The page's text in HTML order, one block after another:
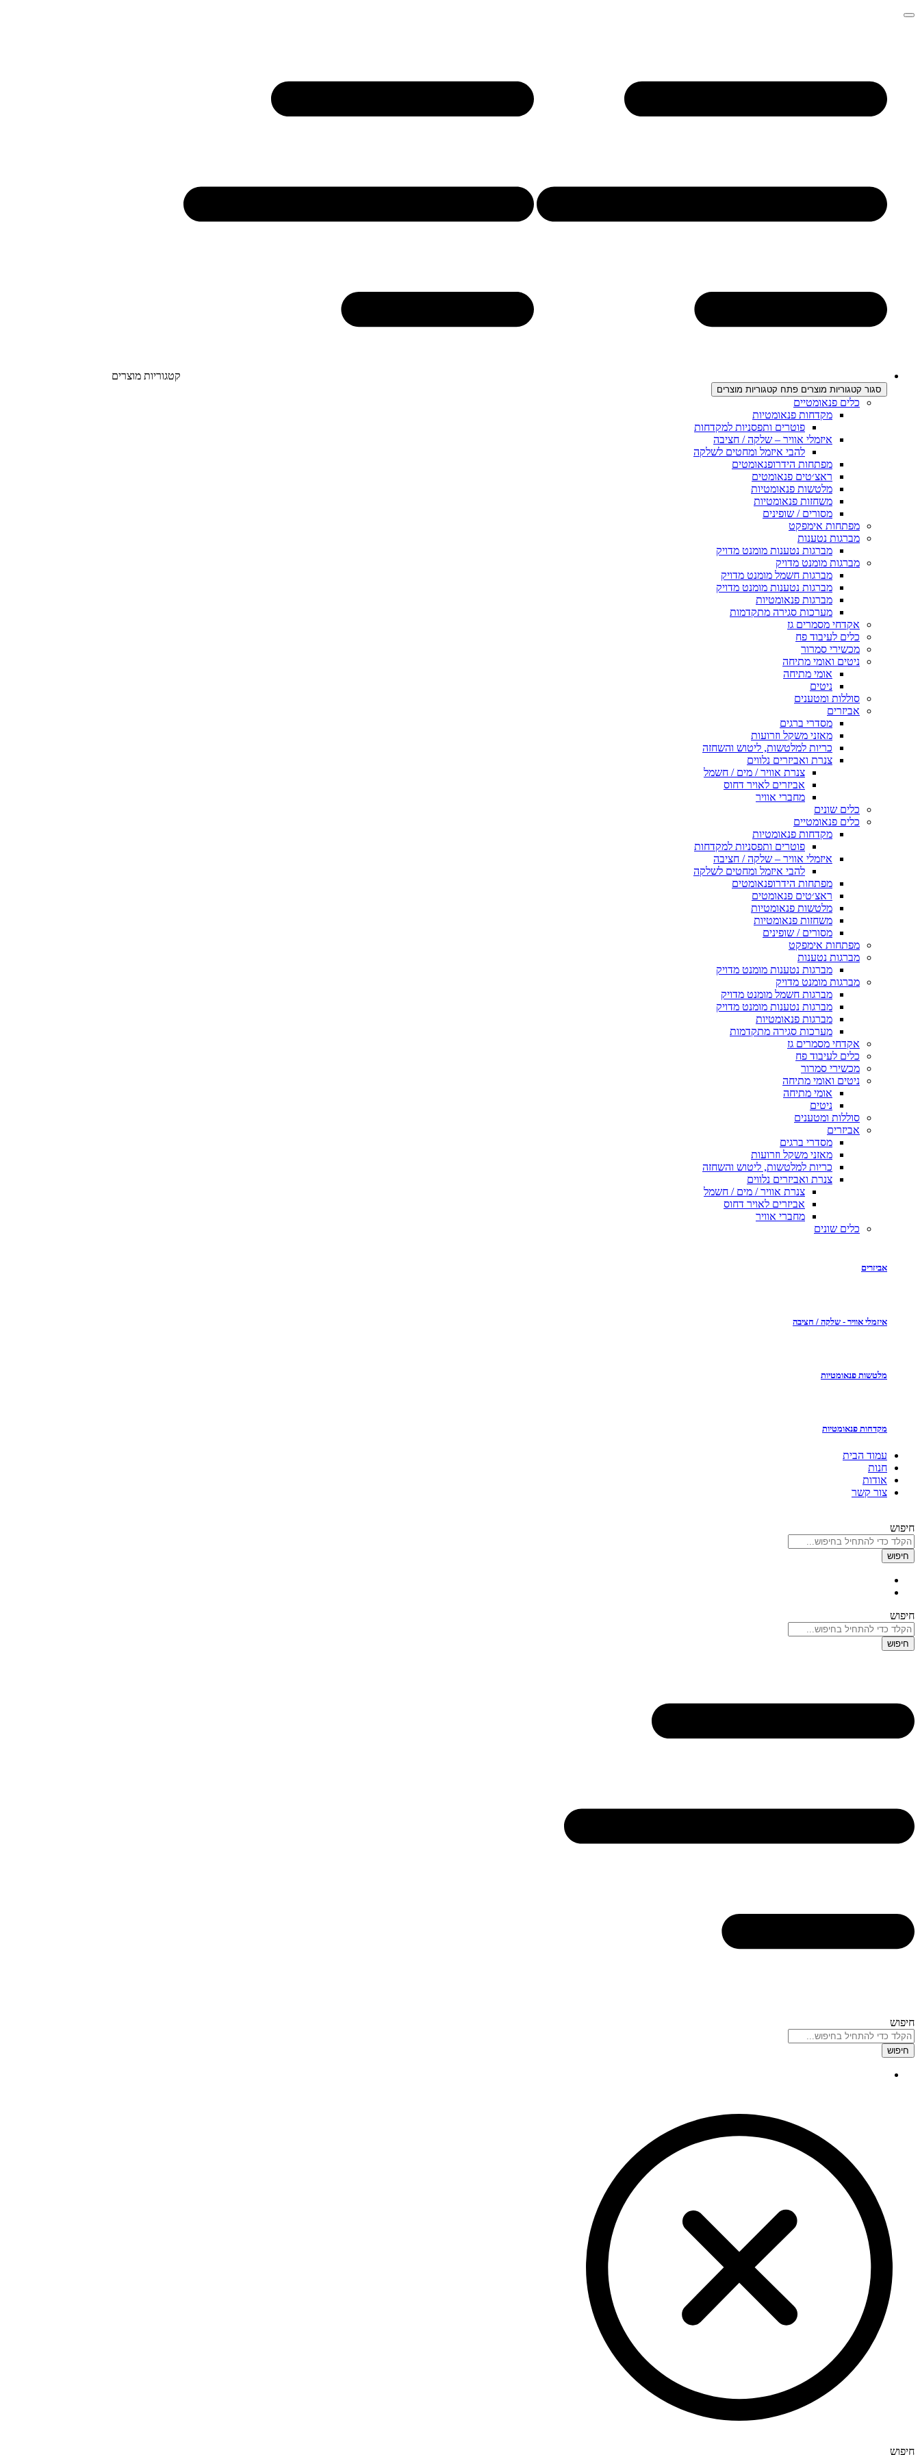
קטגוריות מוצרים
סגור קטגוריות מוצרים פתח קטגוריות מוצרים
כלים פנאומטיים
מקדחות פנאומטיות
פוטרים ותפסניות למקדחות
איזמלי אוויר – שלקה / חציבה
להבי איזמל ומחטים לשלקה
מפתחות הידרופנאומטים
ראצ׳טים פנאומטים
מלטשות פנאומטיות
משחזות פנאומטיות
מסורים / שופינים
מפתחות אימפקט
מברגות נטענות
מברגות נטענות מומנט מדויק
מברגות מומנט מדויק
מברגות חשמל מומנט מדויק
מברגות נטענות מומנט מדויק
מברגות פנאומטיות
מערכות סגירה מתקדמות
אקדחי מסמרים גז
כלים לעיבוד פח
מכשירי סמרור
ניטים ואומי מתיחה
אומי מתיחה
ניטים
סוללות ומטענים
אביזרים
מסדרי ברגים
מאזני משקל וזרועות
כריות למלטשות, ליטוש והשחזה
צנרת ואביזרים נלווים
צנרת אוויר / מים / חשמל
אביזרים לאויר דחוס
מחברי אוויר
כלים שונים
כלים פנאומטיים
מקדחות פנאומטיות
פוטרים ותפסניות למקדחות
איזמלי אוויר – שלקה / חציבה
להבי איזמל ומחטים לשלקה
מפתחות הידרופנאומטים
ראצ׳טים פנאומטים
מלטשות פנאומטיות
משחזות פנאומטיות
מסורים / שופינים
מפתחות אימפקט
מברגות נטענות
מברגות נטענות מומנט מדויק
מברגות מומנט מדויק
מברגות חשמל מומנט מדויק
מברגות נטענות מומנט מדויק
מברגות פנאומטיות
מערכות סגירה מתקדמות
אקדחי מסמרים גז
כלים לעיבוד פח
מכשירי סמרור
ניטים ואומי מתיחה
אומי מתיחה
ניטים
סוללות ומטענים
אביזרים
מסדרי ברגים
מאזני משקל וזרועות
כריות למלטשות, ליטוש והשחזה
צנרת ואביזרים נלווים
צנרת אוויר / מים / חשמל
אביזרים לאויר דחוס
מחברי אוויר
כלים שונים
אביזרים
איזמלי אוויר - שלקה / חציבה
מלטשות פנאומטיות
מקדחות פנאומטיות
עמוד הבית
חנות
אודות
צור קשר
חיפוש
חיפוש
חיפוש
חיפוש
חיפוש
חיפוש
חיפוש